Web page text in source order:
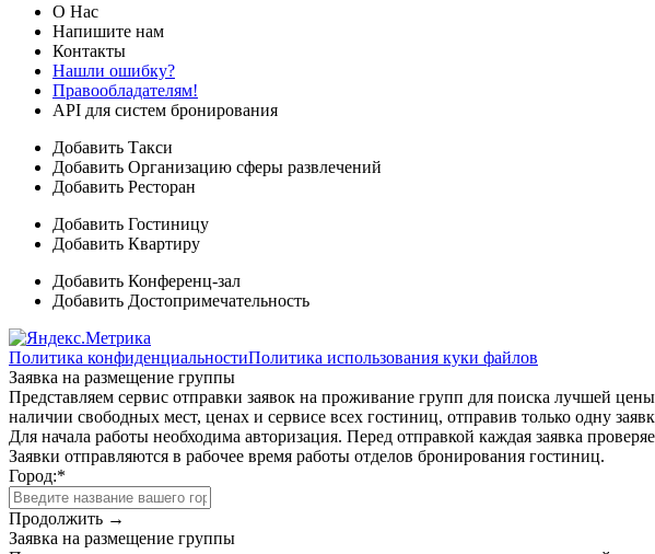
О Нас
Напишите нам
Контакты
Нашли ошибку?
Правообладателям!
API для систем бронирования
Добавить Такси
Добавить Организацию сферы развлечений
Добавить Ресторан
Добавить Гостиницу
Добавить Квартиру
Добавить Конференц-зал
Добавить Достопримечательность
Политика конфиденциальностиПолитика использования куки файлов
Заявка на размещение группы
Представляем сервис отправки заявок на проживание групп для поиска лучшей
наличии свободных мест, ценах и сервисе всех гостиниц, отправив только одну
Для начала работы необходима авторизация. Перед отправкой каждая заявка
Заявки отправляются в рабочее время работы отделов бронирования гостиниц.
Город:*
Продолжить →
Заявка на размещение группы